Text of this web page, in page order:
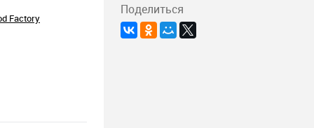
Factory
Поделиться